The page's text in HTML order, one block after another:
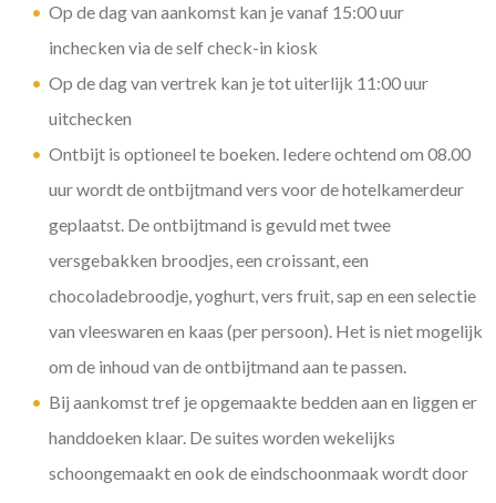
Op de dag van aankomst kan je vanaf 15:00 uur
inchecken via de self check-in kiosk
Op de dag van vertrek kan je tot uiterlijk 11:00 uur
uitchecken
Ontbijt is optioneel te boeken. Iedere ochtend om 08.00
uur wordt de ontbijtmand vers voor de hotelkamerdeur
geplaatst. De ontbijtmand is gevuld met twee
versgebakken broodjes, een croissant, een
chocoladebroodje, yoghurt, vers fruit, sap en een selectie
van vleeswaren en kaas (per persoon). Het is niet mogelijk
om de inhoud van de ontbijtmand aan te passen.
Bij aankomst tref je opgemaakte bedden aan en liggen er
handdoeken klaar. De suites worden wekelijks
schoongemaakt en ook de eindschoonmaak wordt door